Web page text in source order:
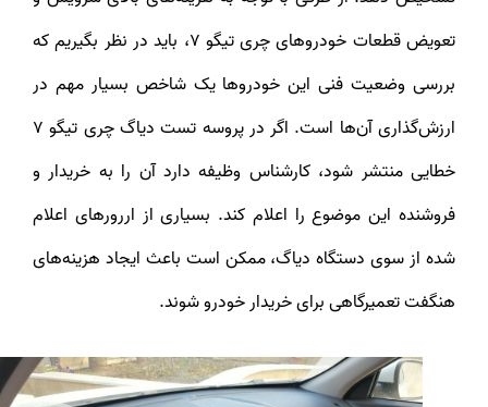
تعویض قطعات خودروهای چری تیگو 7، باید در نظر بگیریم که
بررسی وضعیت فنی این خودروها یک شاخص بسیار مهم در
ارزش‌گذاری آن‌ها است. اگر در پروسه تست دیاگ چری تیگو 7
خطایی منتشر شود، کارشناس وظیفه دارد آن را به خریدار و
فروشنده این موضوع را اعلام کند. بسیاری از اررورهای اعلام
شده از سوی دستگاه دیاگ، ممکن است باعث ایجاد هزینه‌های
هنگفت تعمیرگاهی برای خریدار خودرو شوند.